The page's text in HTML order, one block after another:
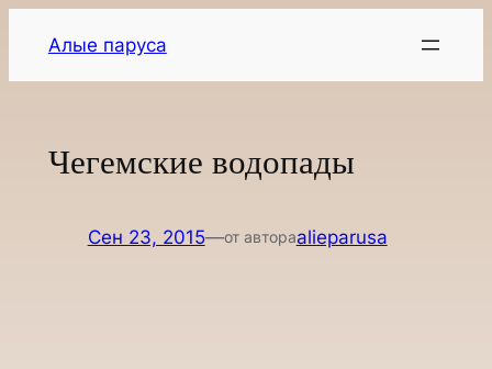
содержимому
Алые паруса
Чегемские водопады
Сен 23, 2015—от автораalieparusa